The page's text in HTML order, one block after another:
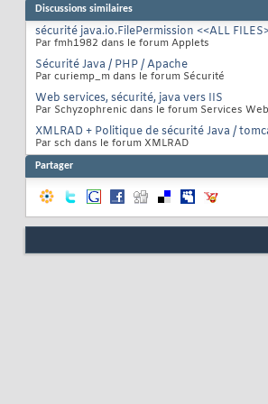
Discussions similaires
sécurité java.io.FilePermission <<ALL
Par fmh1982 dans le forum Applets
Sécurité Java / PHP / Apache
Par curiemp_m dans le forum Sécurité
Web services, sécurité, java vers IIS
Par Schyzophrenic dans le forum Services Web
XMLRAD + Politique de sécurité Java /
Par sch dans le forum XMLRAD
Partager